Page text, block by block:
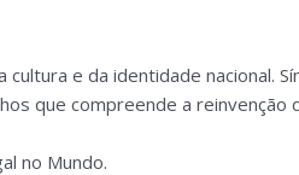
e da identidade nacional.
que compreende a
no Mundo.